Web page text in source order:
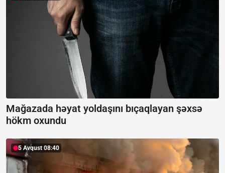
Mağazada həyat yoldaşını bıçaqlayan şəxsə
hökm oxundu
5 Avqust 08:40